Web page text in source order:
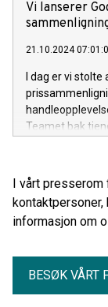
hva du kan
Vi lanserer
21.10.2024
I dag er vi
Teamet bak
I vårt presserom
kontaktpersoner,
informasjon om
BESØK VÅRT